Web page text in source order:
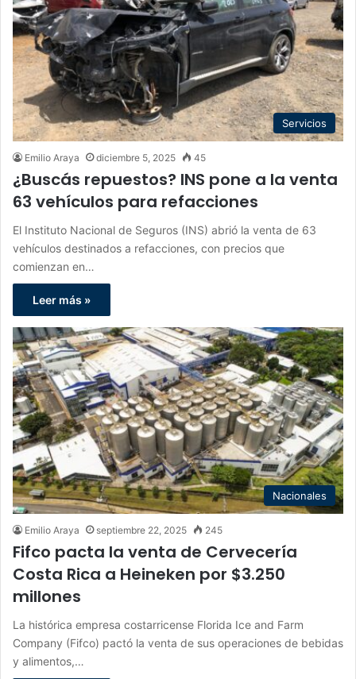
Servicios
Emilio Araya diciembre 5, 2025 45
¿Buscás repuestos? INS pone a la venta
63 vehículos para refacciones
El Instituto Nacional de Seguros (INS) abrió la venta de 63
vehículos destinados a refacciones, con precios que
comienzan en…
Leer más »
Nacionales
Emilio Araya septiembre 22, 2025 245
Fifco pacta la venta de Cervecería
Costa Rica a Heineken por $3.250
millones
La histórica empresa costarricense Florida Ice and Farm
Company (Fifco) pactó la venta de sus operaciones de bebidas
y alimentos,…